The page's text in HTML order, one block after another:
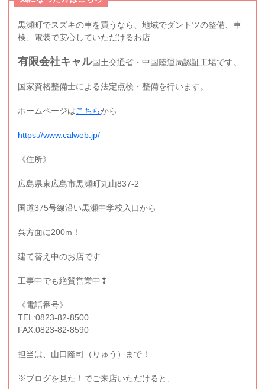
黒瀬町でスズキの車を買うなら、地域でダントツの整備、車
検、電装で安心していただけるお店
有限会社キャル国土交通省・中国陸運局認証工場です。
国家資格整備士による法定点検・整備を行います。
ホームページはこちらから
https://www.calweb.jp/
《住所》
広島県東広島市黒瀬町丸山837-2
国道375号線沿い黒瀬中学校入口から
呉方面に200m！
建て替え中のお店です
工事中でも絶賛営業中❢
《電話番号》
TEL:0823-82-8500
FAX:0823-82-8590
担当は、山口隆司（りゅう）まで！
※ブログを見た！でご来店いただけると、